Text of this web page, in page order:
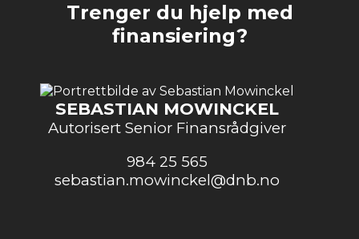
Trenger du hjelp med
finansiering?
SEBASTIAN MOWINCKEL
Autorisert Senior Finansrådgiver
984 25 565
sebastian.mowinckel@dnb.no